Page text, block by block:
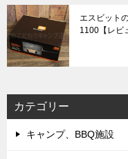
エスビット
1100【レビ
カテゴリー
キャンプ、BBQ施設